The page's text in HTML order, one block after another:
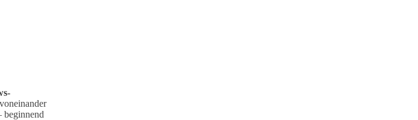
beginnend